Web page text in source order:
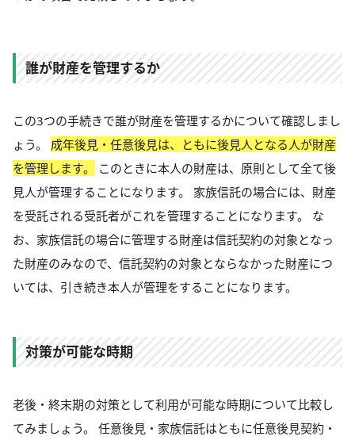
誰が財産を管理するか
この3つの手続きで誰が財産を管理するかについて確認しまし
ょう。 成年後見・任意後見は、ともに後見人となる人が財産
を管理します。
このときに本人の財産は、原則として全て後
見人が管理することになります。 家族信託の場合には、財産
を受託される受託者がこれを管理することになります。 な
お、家族信託の場合に管理する財産は信託契約の対象となっ
た財産のみなので、信託契約の対象とならなかった財産につ
いては、引き続き本人が管理をすることになります。
対策が可能な時期
老後・終末期の対策として利用が可能な時期について比較し
てみましょう。 任意後見・家族信託はともに任意後見契約・